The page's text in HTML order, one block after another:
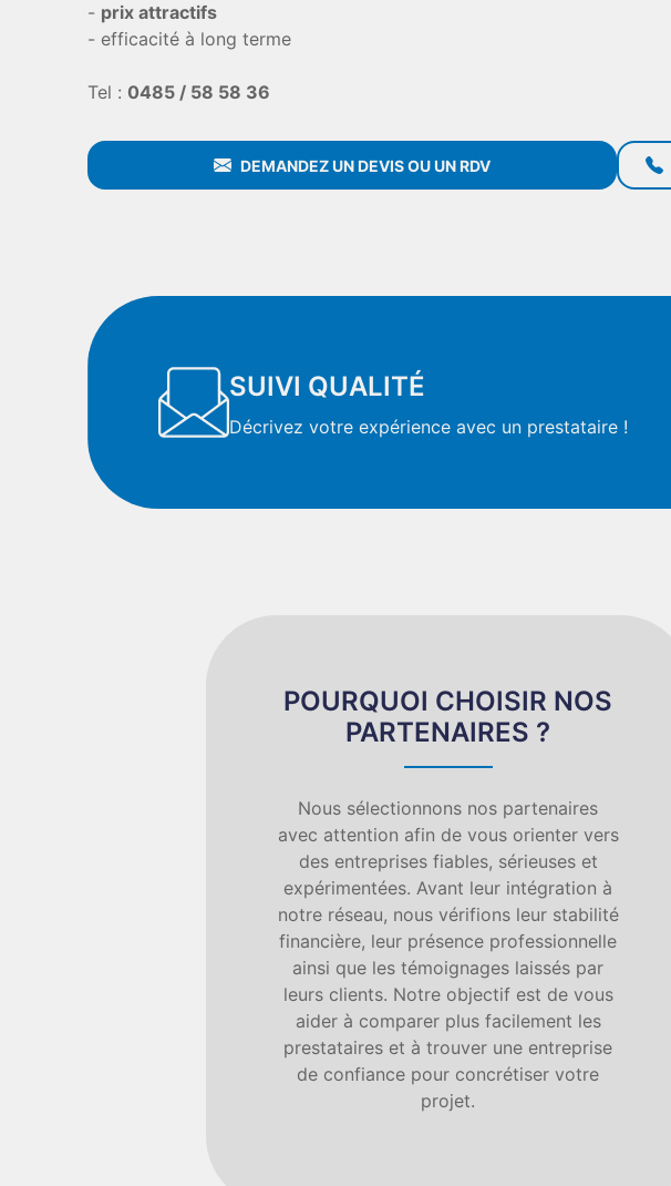
- prix attractifs
- efficacité à long terme
Tel : 0485 / 58 58 36
DEMANDEZ UN DEVIS OU UN RDV
SUIVI QUALITÉ
Décrivez votre expérience avec un prestataire !
POURQUOI CHOISIR NOS
PARTENAIRES ?
Nous sélectionnons nos partenaires
avec attention afin de vous orienter vers
des entreprises fiables, sérieuses et
expérimentées. Avant leur intégration à
notre réseau, nous vérifions leur stabilité
financière, leur présence professionnelle
ainsi que les témoignages laissés par
leurs clients. Notre objectif est de vous
aider à comparer plus facilement les
prestataires et à trouver une entreprise
de confiance pour concrétiser votre
projet.